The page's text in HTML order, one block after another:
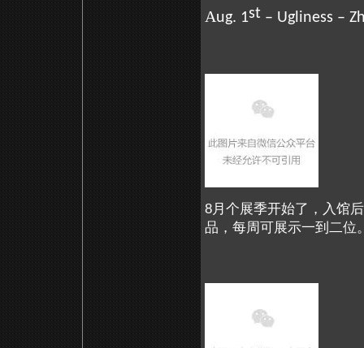
Aug. 1st – Ugliness –
8月个展季开始了，入馆
品，每周可展示一到二位